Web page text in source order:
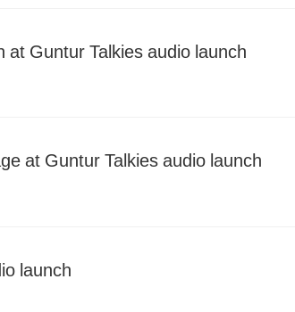
Guntur Talkies audio launch
at Guntur Talkies audio launch
launch